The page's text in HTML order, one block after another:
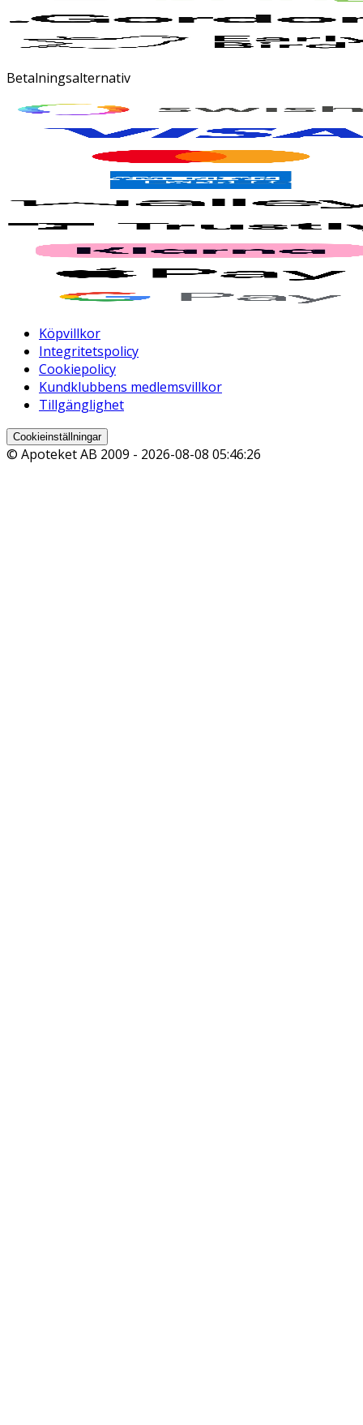
Betalningsalternativ
Köpvillkor
Integritetspolicy
Cookiepolicy
Kundklubbens medlemsvillkor
Tillgänglighet
Cookieinställningar
© Apoteket AB 2009 - 2026-08-08 05:46:26